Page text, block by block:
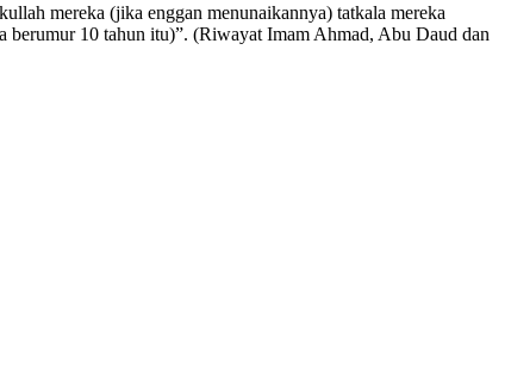
mereka (jika enggan menunaikannya) tatkala mereka
berumur 10 tahun itu)”. (Riwayat Imam Ahmad, Abu Daud dan